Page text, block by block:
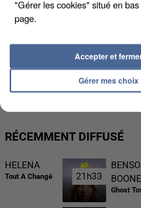
LES FRANÇAIS, FANS DE LA
RÉCEMMENT DIFFUSÉ
HELENA
Tout A Changé 21h33
21h33
BOONE
Ghost
"Gérer les cookies" situé en
page.
Gérer mes choix
Accepter et